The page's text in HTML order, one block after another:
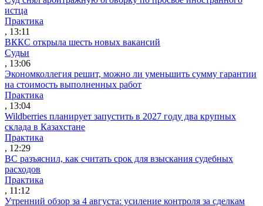
истца
Практика
, 13:11
ВККС открыла шесть новых вакансий
Судьи
, 13:06
Экономколлегия решит, можно ли уменьшить сумму гарантии
на стоимость выполненных работ
Практика
, 13:04
Wildberries планирует запустить в 2027 году два крупных
склада в Казахстане
Практика
, 12:29
ВС разъяснил, как считать срок для взыскания судебных
расходов
Практика
, 11:12
Утренний обзор за 4 августа: усиление контроля за сделкам